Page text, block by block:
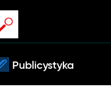
Publicystyka